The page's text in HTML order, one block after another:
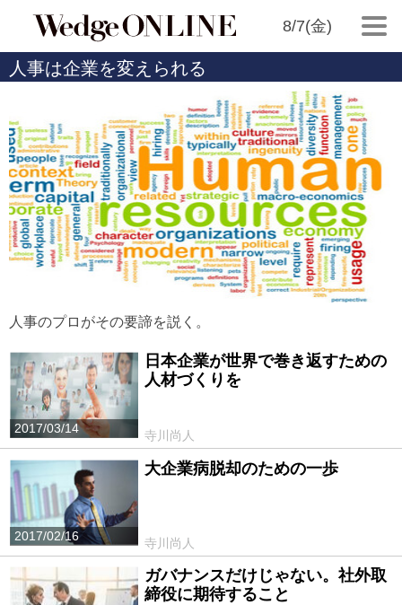
8/7(金)
人事は企業を変えられる
人事のプロがその要諦を説く。
2017/03/14
日本企業が世界で巻き返すための
人材づくりを
寺川尚人
2017/02/16
大企業病脱却のための一歩
寺川尚人
ガバナンスだけじゃない。社外取
締役に期待すること